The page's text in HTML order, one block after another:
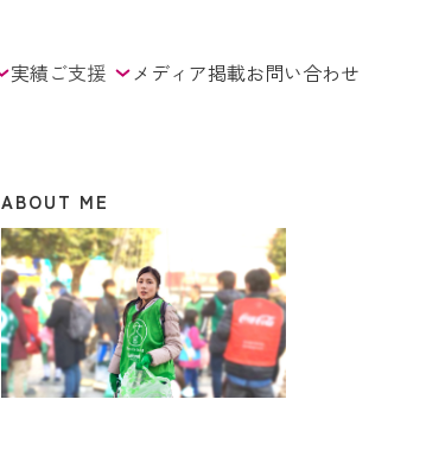
実績ご支援 メディア掲載お問い合わせ
ABOUT ME